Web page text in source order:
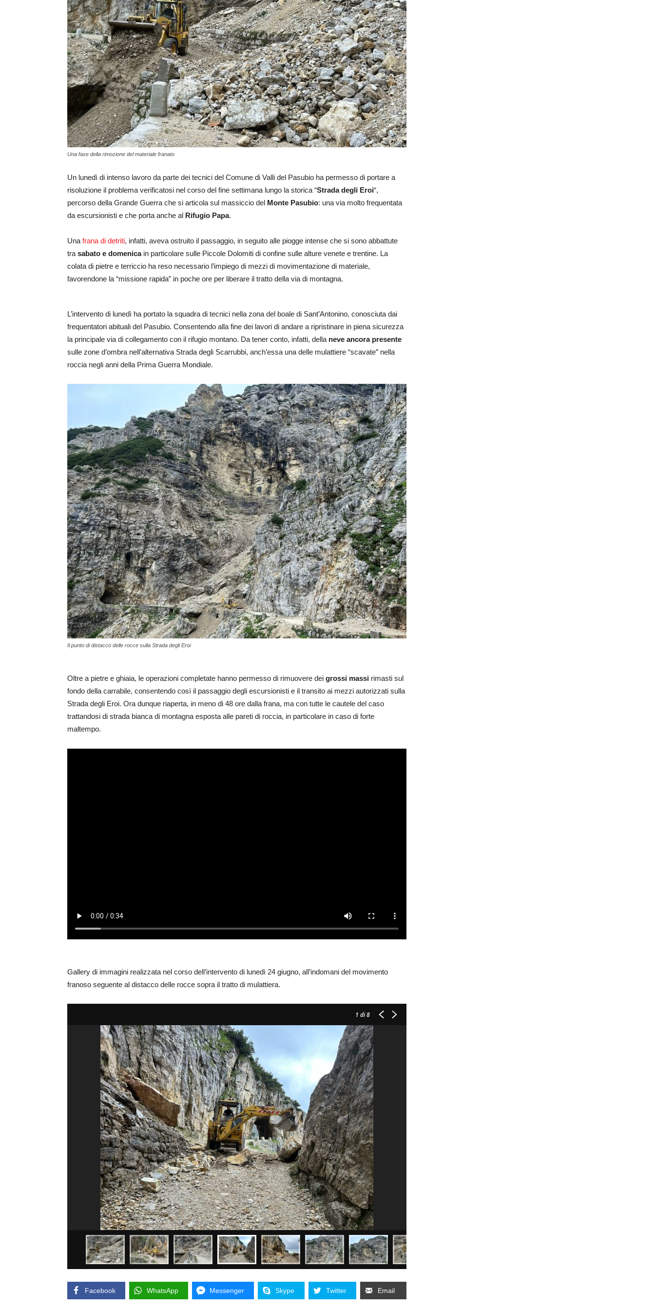
Una fase della rimozione del materiale franato
Un lunedì di intenso lavoro da parte dei tecnici del Comune di Valli del Pasubio ha permesso di portare a
risoluzione il problema verificatosi nel corso del fine settimana lungo la storica “Strada degli Eroi“,
percorso della Grande Guerra che si articola sul massiccio del Monte Pasubio: una via molto frequentata
da escursionisti e che porta anche al Rifugio Papa.
Una frana di detriti, infatti, aveva ostruito il passaggio, in seguito alle piogge intense che si sono abbattute
tra sabato e domenicain particolare sulle Piccole Dolomiti di confine sulle alture venete e trentine. La
colata di pietre e terriccio ha reso necessario l’impiego di mezzi di movimentazione di materiale,
favorendone la “missione rapida” in poche ore per liberare il tratto della via di montagna.
L’intervento di lunedì ha portato la squadra di tecnici nella zona del boale di Sant’Antonino, conosciuta dai
frequentatori abituali del Pasubio. Consentendo alla fine dei lavori di andare a ripristinare in piena sicurezza
la principale via di collegamento con il rifugio montano. Da tener conto, infatti, della neve ancora presente
sulle zone d’ombra nell’alternativa Strada degli Scarrubbi, anch’essa una delle mulattiere “scavate” nella
roccia negli anni della Prima Guerra Mondiale.
Il punto di distacco delle rocce sulla Strada degli Eroi
Oltre a pietre e ghiaia, le operazioni completate hanno permesso di rimuovere dei grossi massi rimasti sul
fondo della carrabile, consentendo così il passaggio degli escursionisti e il transito ai mezzi autorizzati sulla
Strada degli Eroi. Ora dunque riaperta, in meno di 48 ore dalla frana, ma con tutte le cautele del caso
trattandosi di strada bianca di montagna esposta alle pareti di roccia, in particolare in caso di forte
maltempo.
Gallery di immagini realizzata nel corso dell’intervento di lunedì 24 giugno, all’indomani del movimento
franoso seguente al distacco delle rocce sopra il tratto di mulattiera.
1 di 8
Facebook WhatsApp Messenger Skype Twitter Email